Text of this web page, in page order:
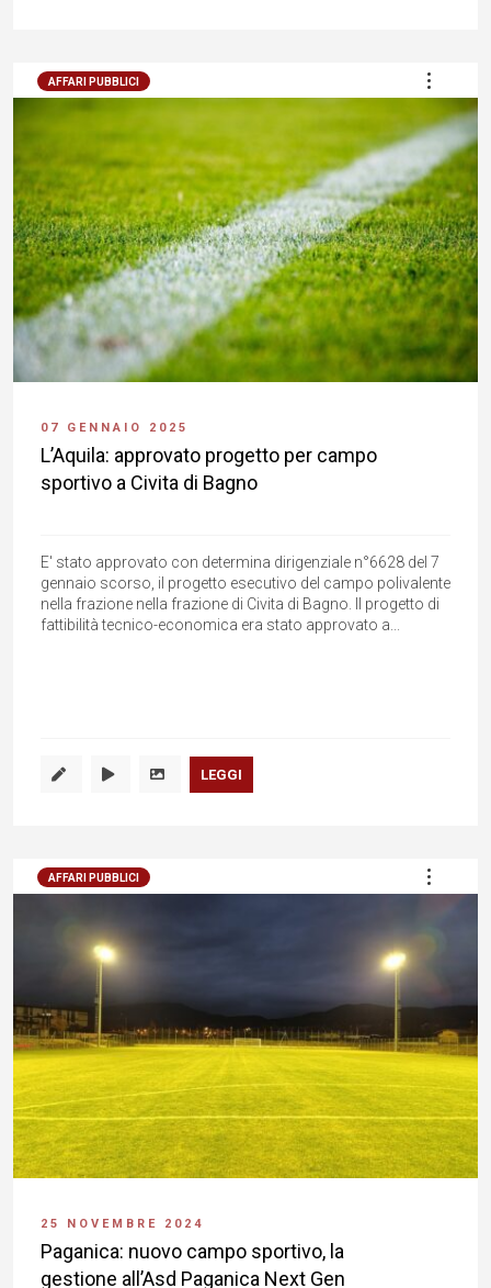
AFFARI PUBBLICI
07 GENNAIO 2025
L’Aquila: approvato progetto per campo
sportivo a Civita di Bagno
E' stato approvato con determina dirigenziale n°6628 del 7
gennaio scorso, il progetto esecutivo del campo polivalente
nella frazione nella frazione di Civita di Bagno. Il progetto di
fattibilità tecnico-economica era stato approvato a...
LEGGI
AFFARI PUBBLICI
25 NOVEMBRE 2024
Paganica: nuovo campo sportivo, la
gestione all’Asd Paganica Next Gen